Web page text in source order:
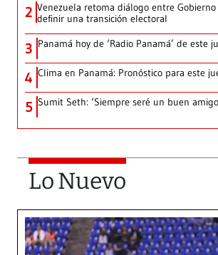
2 Venezuela retoma diálogo entre Gobierno
definir una transición electoral
3 Panamá hoy de ‘Radio Panamá’ de este
4 Clima en Panamá: Pronóstico para este
5 Sumit Seth: ‘Siempre seré un buen
Lo Nuevo